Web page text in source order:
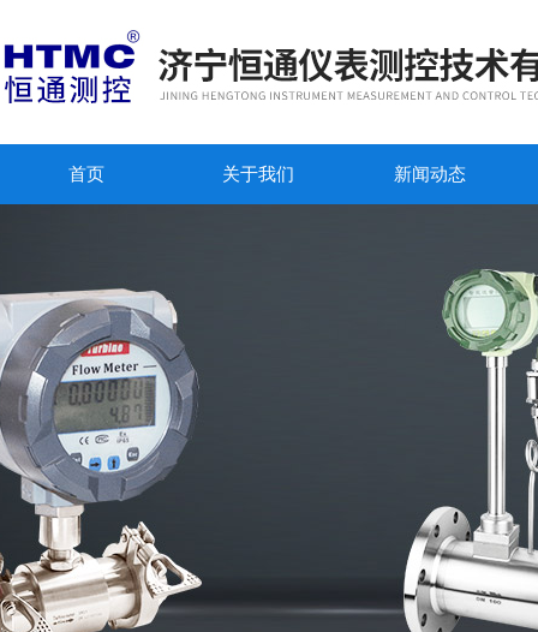
首页 关于我们 新闻动态